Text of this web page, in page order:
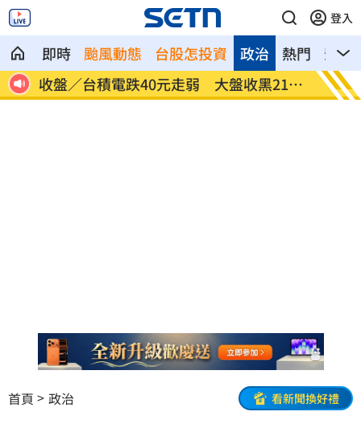
登入
即時 颱風動態 台股怎投資 熱門 影音
政治
上
收盤／台積電跌40元走弱 大盤收黑214
點
反覆
首頁 政治 看新聞換好禮